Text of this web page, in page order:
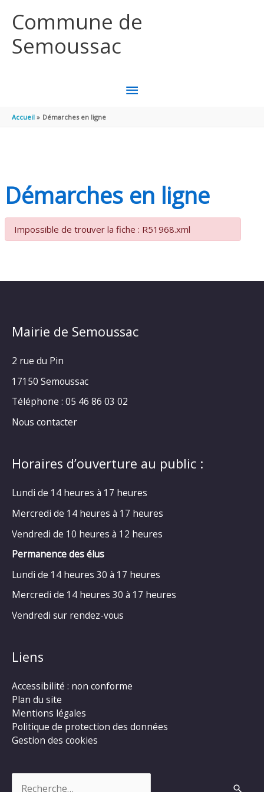
Commune de
Semoussac
MENU
Accueil Démarches en ligne
Démarches en ligne
Impossible de trouver la fiche : R51968.xml
Mairie de Semoussac
2 rue du Pin
17150 Semoussac
Téléphone : 05 46 86 03 02
Nous contacter
Horaires d’ouverture au public :
Lundi de 14 heures à 17 heures
Mercredi de 14 heures à 17 heures
Vendredi de 10 heures à 12 heures
Permanence des élus
Lundi de 14 heures 30 à 17 heures
Mercredi de 14 heures 30 à 17 heures
Vendredi sur rendez-vous
Liens
Accessibilité : non conforme
Plan du site
Mentions légales
Politique de protection des données
Gestion des cookies